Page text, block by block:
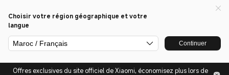
Choisir votre région géographique et votre
langue
Maroc / Français Continuer
Offres exclusives du site officiel de Xiaomi, économisez plus lors de